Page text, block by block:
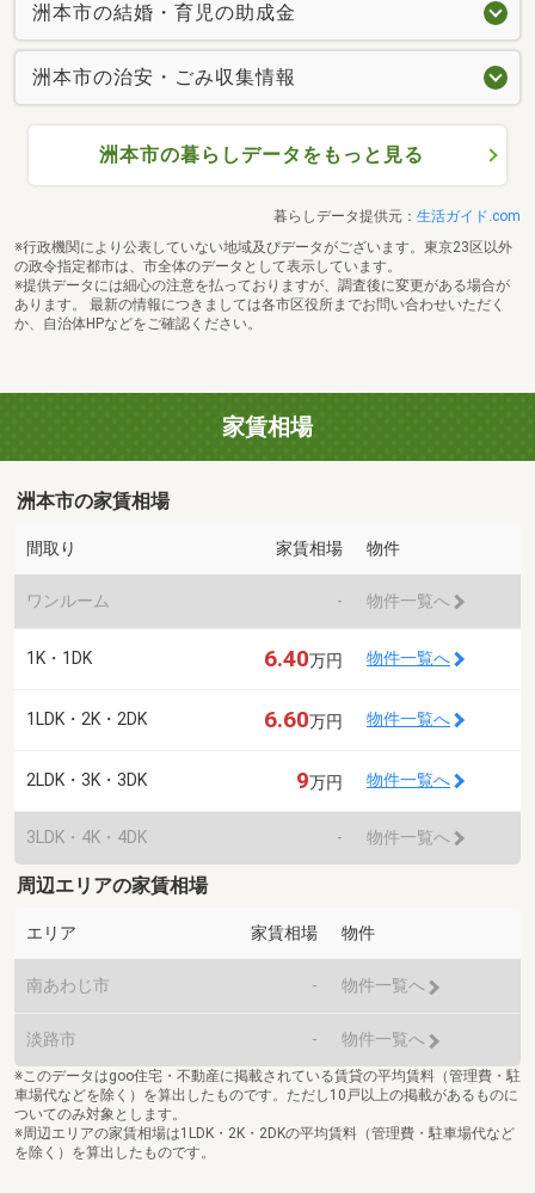
洲本市の結婚・育児の助成金
洲本市の治安・ごみ収集情報
洲本市の暮らしデータをもっと見る
暮らしデータ提供元： 生活ガイド.com
※行政機関により公表していない地域及びデータがございます。東京23区以外
の政令指定都市は、市全体のデータとして表示しています。
※提供データには細心の注意を払っておりますが、調査後に変更がある場合が
あります。 最新の情報につきましては各市区役所までお問い合わせいただく
か、自治体HPなどをご確認ください。
家賃相場
洲本市の家賃相場
間取り 家賃相場 物件
ワンルーム - 物件一覧へ
1K・1DK 6.40万円 物件一覧へ
1LDK・2K・2DK 6.60万円 物件一覧へ
2LDK・3K・3DK 9万円 物件一覧へ
3LDK・4K・4DK - 物件一覧へ
周辺エリアの家賃相場
エリア 家賃相場 物件
南あわじ市 - 物件一覧へ
淡路市 - 物件一覧へ
※このデータはgoo住宅・不動産に掲載されている賃貸の平均賃料（管理費・駐
車場代などを除く）を算出したものです。ただし10戸以上の掲載があるものに
ついてのみ対象とします。
※周辺エリアの家賃相場は1LDK・2K・2DKの平均賃料（管理費・駐車場代など
を除く）を算出したものです。